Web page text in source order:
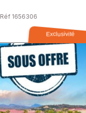
Réf 1656306
Exclusivité